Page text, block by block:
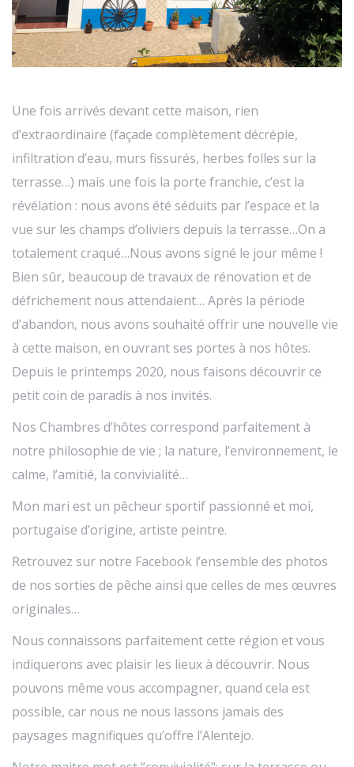
Une fois arrivés devant cette maison, rien
d’extraordinaire (façade complètement décrépie,
infiltration d’eau, murs fissurés, herbes folles sur la
terrasse…) mais une fois la porte franchie, c’est la
révélation : nous avons été séduits par l’espace et la
vue sur les champs d’oliviers depuis la terrasse…On a
totalement craqué…Nous avons signé le jour même !
Bien sûr, beaucoup de travaux de rénovation et de
défrichement nous attendaient… Après la période
d’abandon, nous avons souhaité offrir une nouvelle vie
à cette maison, en ouvrant ses portes à nos hôtes.
Depuis le printemps 2020, nous faisons découvrir ce
petit coin de paradis à nos invités.
Nos Chambres d’hôtes correspond parfaitement à
notre philosophie de vie ; la nature, l’environnement, le
calme, l’amitié, la convivialité…
Mon mari est un pêcheur sportif passionné et moi,
portugaise d’origine, artiste peintre.
Retrouvez sur notre Facebook l’ensemble des photos
de nos sorties de pêche ainsi que celles de mes œuvres
originales…
Nous connaissons parfaitement cette région et vous
indiquerons avec plaisir les lieux à découvrir. Nous
pouvons même vous accompagner, quand cela est
possible, car nous ne nous lassons jamais des
paysages magnifiques qu’offre l’Alentejo.